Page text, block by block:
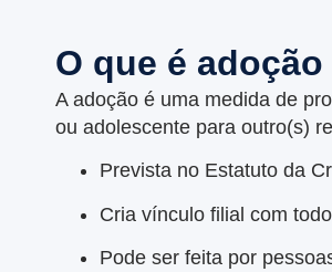
O que é
A adoção é uma medida de
ou adolescente para outro(s)
Prevista no Estatuto da
Cria vínculo filial com
Pode ser feita por